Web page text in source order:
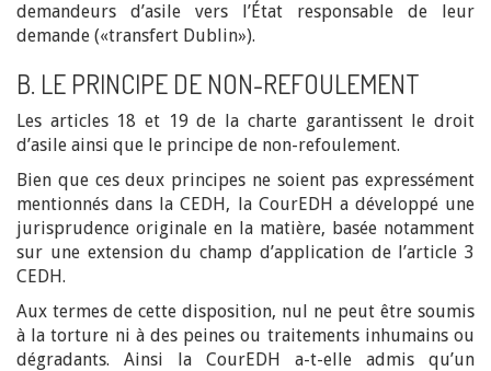
demandeurs d’asile vers l’État responsable de leur
demande («transfert Dublin»).
B. LE PRINCIPE DE NON-REFOULEMENT
Les articles 18 et 19 de la charte garantissent le droit
d’asile ainsi que le principe de non-refoulement.
Bien que ces deux principes ne soient pas expressément
mentionnés dans la CEDH, la CourEDH a développé une
jurisprudence originale en la matière, basée notamment
sur une extension du champ d’application de l’article 3
CEDH.
Aux termes de cette disposition, nul ne peut être soumis
à la torture ni à des peines ou traitements inhumains ou
dégradants. Ainsi la CourEDH a-t-elle admis qu’un